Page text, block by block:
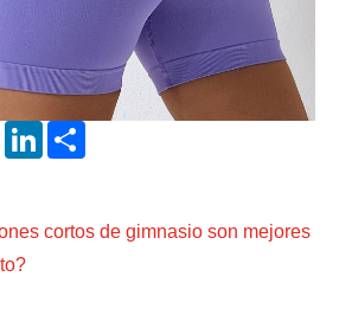
PinterestLinkedIn
cortos de gimnasio son mejores